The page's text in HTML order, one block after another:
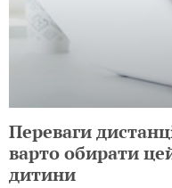
Переваги
варто обирати
дитини